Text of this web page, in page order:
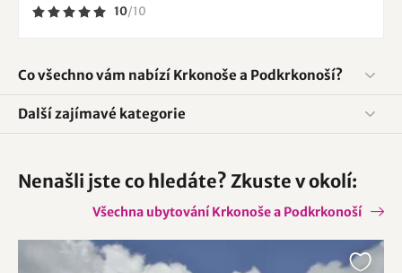
10/10
Co všechno vám nabízí Krkonoše a Podkrkonoší?
Další zajímavé kategorie
Nenašli jste co hledáte? Zkuste v okolí:
Všechna ubytování Krkonoše a Podkrkonoší